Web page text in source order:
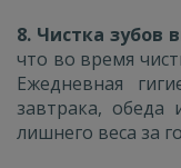
8. Чистка зубов
что во время
Ежедневная
завтрака, обеда
лишнего веса за